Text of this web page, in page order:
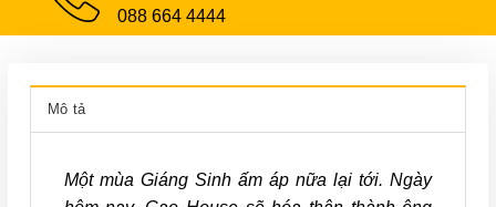
088 664 4444
Mô tả
Một mùa Giáng Sinh ấm áp nữa lại tới. Ngày